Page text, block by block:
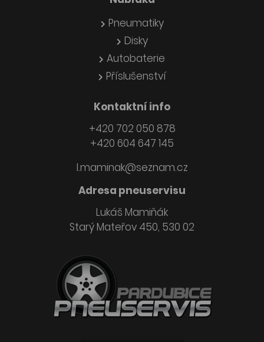
Pneumatiky
Disky
Autobaterie
Příslušenství
Kontaktní info
+420 702 050 878
+420 604 647 145
l.maminak@seznam.cz
Adresa pneuservisu
Lukáš Mamiňák
Starý Mateřov 450, 530 02